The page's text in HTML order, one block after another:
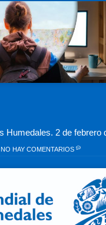
Humedales. 2 de febrero
NO HAY COMENTARIOS